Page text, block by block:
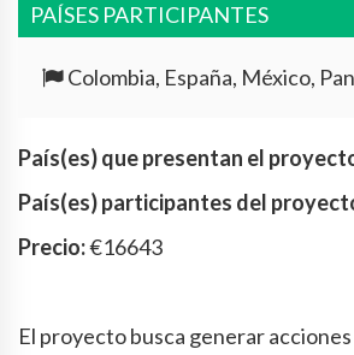
PAÍSES PARTICIPANTES
Colombia, España, México,
País(es) que presentan el
País(es) participantes del
Precio:€16643
El proyecto busca generar acciones